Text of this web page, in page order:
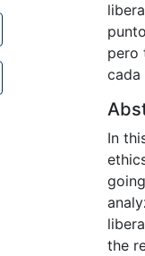
pero
cada
In
the